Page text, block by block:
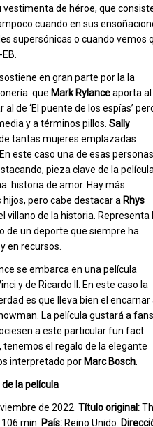
de héroe, que
cuando en sus
supersónicas o cuando vemos
en gran parte por la la
que Mark Rylanceaporta al
de ‘El puente de los espías’
y a términos pillos. Sally
tantas mujeres emplazadas
este caso una de esas personas
pieza clave de la
historia de amor. Hay más
pero cabe destacar a Rhys
villano de la historia. Representa
de un deporte que siempre ha
en recursos.
se embarca en una película
y de Ricardo II. En este caso la
es que lleva bien el encarnar
La película gustará a fans
a este particular fun fact
tenemos el regalo de la elegante
interpretado por Marc Bosch.
de la película
de 2022. Título original:
min. País:Reino Unido.